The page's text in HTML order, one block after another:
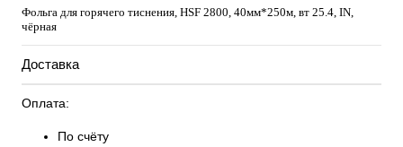
Фольга для горячего тиснения, HSF 2800, 40мм*250м, вт 25.4, IN,
чёрная
Доставка
Оплата:
По счёту